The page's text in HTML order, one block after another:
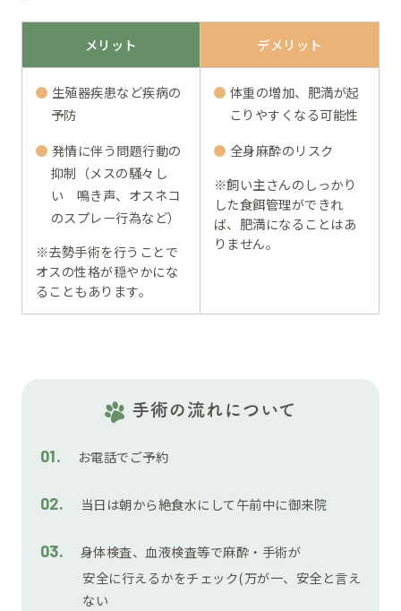
メリット デメリット
生殖器疾患など疾病の
予防
発情に伴う問題行動の
抑制（メスの騒々し
い 鳴き声、オスネコ
のスプレー行為など）
※去勢手術を行うことで
オスの性格が穏やかにな
ることもあります。
体重の増加、肥満が起
こりやすくなる可能性
全身麻酔のリスク
※飼い主さんのしっかり
した食餌管理ができれ
ば、肥満になることはあ
りません。
手術の流れについて
お電話でご予約
当日は朝から絶食水にして午前中に御来院
身体検査、血液検査等で麻酔・手術が
安全に行えるかをチェック(万が一、安全と言え
ない